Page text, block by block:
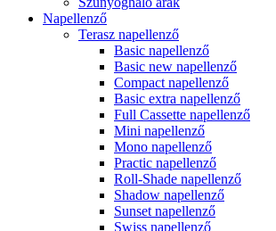
Napellenző
Terasz napellenző
Basic napellenző
Basic new napellenző
Compact napellenző
Basic extra napellenző
Full Cassette napellenző
Mini napellenző
Mono napellenző
Practic napellenző
Roll-Shade napellenző
Shadow napellenző
Sunset napellenző
Swiss napellenző